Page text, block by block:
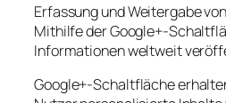
Erfassung und Weitergabe
Mithilfe der Google+-
Informationen weltweit
Google+-Schaltfläche